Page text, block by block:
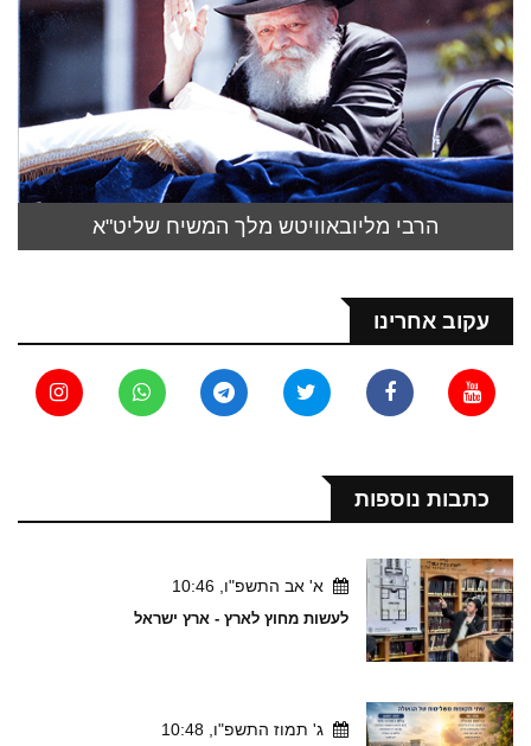
הרבי מליובאוויטש מלך המשיח שליט"א
עקוב אחרינו
כתבות נוספות
א' אב התשפ"ו, 10:46
לעשות מחוץ לארץ - ארץ ישראל
ג' תמוז התשפ"ו, 10:48